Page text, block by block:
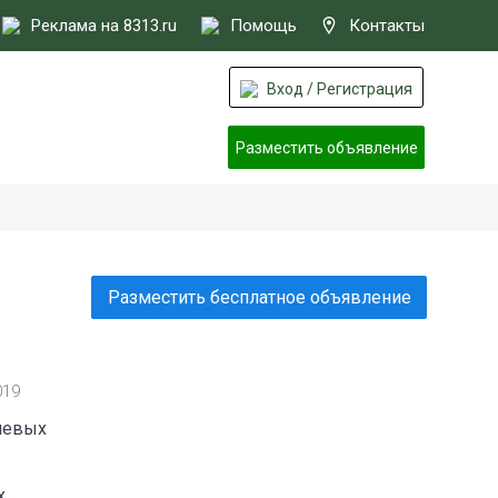
Реклама на 8313.ru Помощь Контакты
Вход / Регистрация
Разместить объявление
Разместить бесплатное объявление